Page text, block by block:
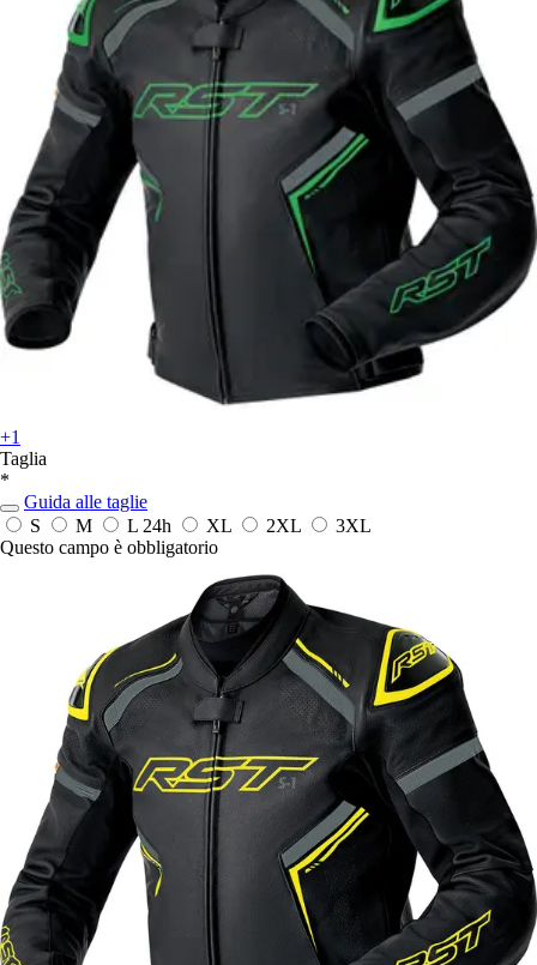
+1
Taglia
*
Guida alle taglie
S
M L 24h XL 2XL
3XL
Questo campo è obbligatorio